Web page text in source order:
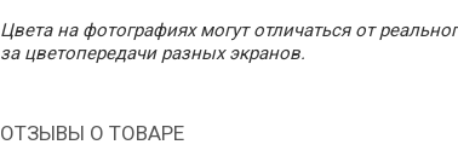
Цвета на фотографиях могут отличаться от
за цветопередачи разных экранов.
ОТЗЫВЫ О ТОВАРЕ